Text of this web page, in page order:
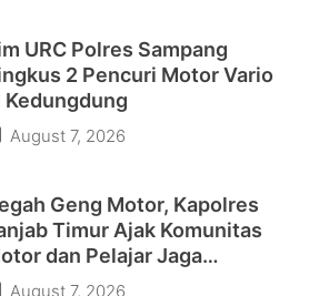
URC Polres Sampang
2 Pencuri Motor Vario
Kedungdung
August 7, 2026
Geng Motor, Kapolres
Timur Ajak Komunitas
dan Pelajar Jaga
August 7, 2026